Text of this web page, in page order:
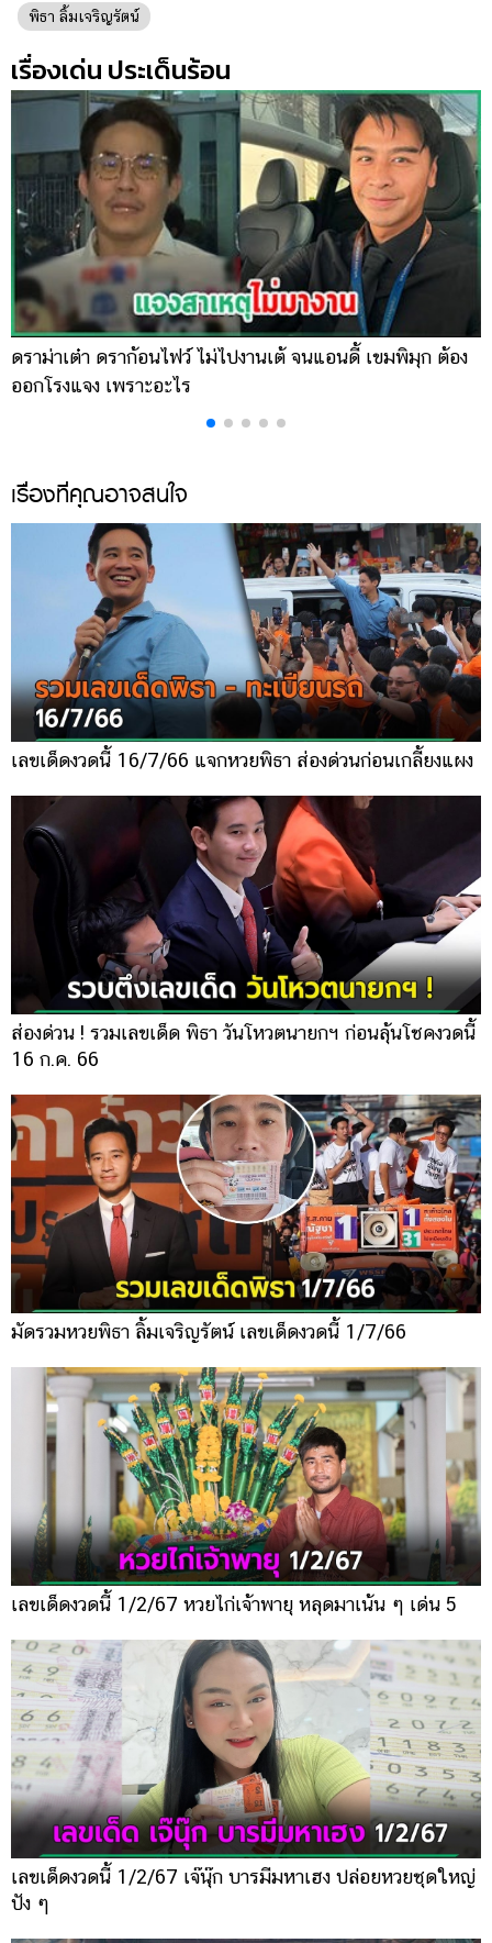
ออนไลน์
โฆษณา
ปัญหา
ร่วม
งาน
กับ
เรา
พิธา ลิ้มเจริญรัตน์
เรื่องเด่น ประเด็นร้อน
ดราม่าเต๋า ดราก้อนไฟว์ ไม่ไปงานเต้ จนแอนดี้ เขมพิมุก ต้อง
ออกโรงแจง เพราะอะไร
เรื่องที่คุณอาจสนใจ
เลขเด็ดงวดนี้ 16/7/66 แจกหวยพิธา ส่องด่วนก่อนเกลี้ยงแผง
ส่องด่วน ! รวมเลขเด็ด พิธา วันโหวตนายกฯ ก่อนลุ้นโชคงวดนี้
16 ก.ค. 66
มัดรวมหวยพิธา ลิ้มเจริญรัตน์ เลขเด็ดงวดนี้ 1/7/66
เลขเด็ดงวดนี้ 1/2/67 หวยไก่เจ้าพายุ หลุดมาเน้น ๆ เด่น 5
เลขเด็ดงวดนี้ 1/2/67 เจ๊นุ๊ก บารมีมหาเฮง ปล่อยหวยชุดใหญ่
ปัง ๆ